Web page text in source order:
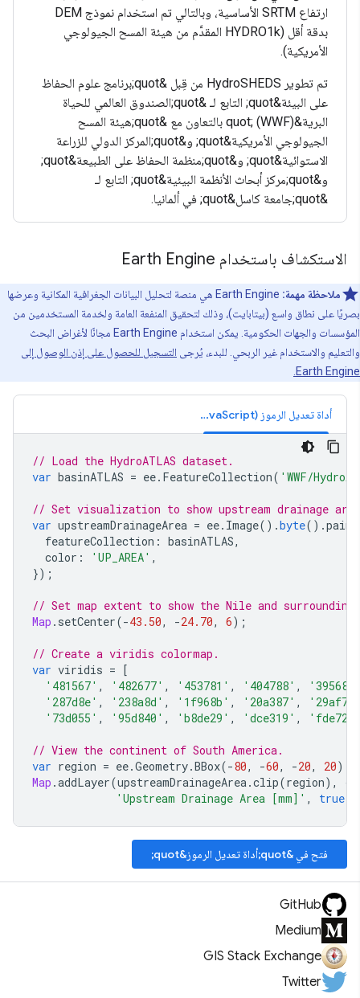
ارتفاع SRTM الأساسية، وبالتالي تم استخدام نموذج DEM
بدقة أقل (HYDRO1k المقدَّم من هيئة المسح الجيولوجي
الأمريكية).
تم تطوير HydroSHEDS من قِبل &quot;برنامج علوم الحفاظ
على البيئة&quot; التابع لـ &quot;الصندوق العالمي للحياة
البرية&quot; (WWF) بالتعاون مع &quot;هيئة المسح
الجيولوجي الأمريكية&quot; و&quot;المركز الدولي للزراعة
الاستوائية&quot; و&quot;منظمة الحفاظ على الطبيعة&quot;
و&quot;مركز أبحاث الأنظمة البيئية&quot; التابع لـ
&quot;جامعة كاسل&quot; في ألمانيا.
الاستكشاف باستخدام Earth Engine
ملاحظة مهمة:
‫Earth Engine هي منصة لتحليل البيانات الجغرافية المكانية وعرضها
على نطاق واسع (بيتابايت)، وذلك لتحقيق المنفعة العامة ولخدمة المستخدمين من
المؤسسات والجهات الحكومية. يمكن استخدام Earth Engine مجانًا لأغراض البحث
والاستخدام غير الربحي. للبدء، يُرجى
التسجيل للحصول على إذن الوصول إلى
Earth
أداة تعديل الرموز (JavaScript)
// Load the HydroATLAS dataset.
var
basinATLAS = ee.FeatureCollection('WWF/
// Set visualization to show upstream drainage
var
upstreamDrainageArea = ee.Image().byte().
featureCollection : basinATLAS
color : 'UP_AREA'
});
// Set map extent to show the Nile and
Map.setCenter(-43.50 -24.70 6);
// Create a viridis colormap.
var
viridis =
[
'481567'
'482677' '453781' '404788'
'287d8e'
'238a8d' '1f968b' '20a387'
'73d055'
'95d840' 'b8de29' 'dce319'
// View the continent of South America.
var
region = ee.Geometry.BBox(-80 -60 -20 20);
Map.addLayer(upstreamDrainageArea.clip(region),
'Upstream Drainage Area [mm]'
true
فتح في &quot;أداة تعديل الرموز&quot;
GitHub
Medium
GIS Stack Exchange
Twitter